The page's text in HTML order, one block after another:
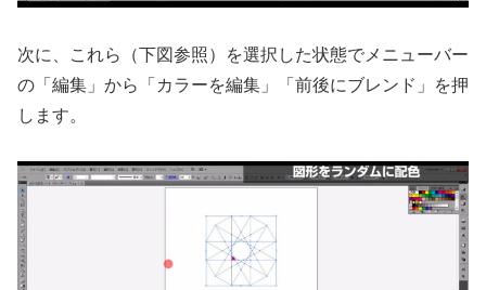
次に、これら（下図参照）を選択した状態でメニューバー
の「編集」から「カラーを編集」「前後にブレンド」を押
します。